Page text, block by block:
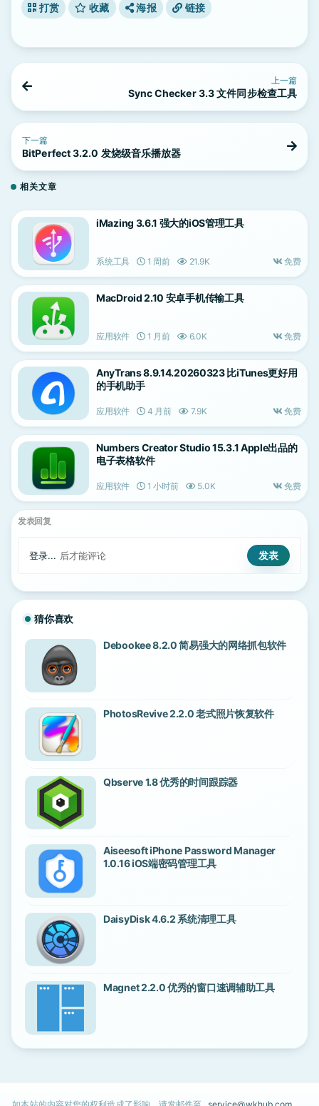
打赏 收藏 海报 链接
上一篇
Sync Checker 3.3 文件同步检查工具
下一篇
BitPerfect 3.2.0 发烧级音乐播放器
相关文章
iMazing 3.6.1 强大的iOS管理工具
系统工具 1 周前 21.9K 免费
MacDroid 2.10 安卓手机传输工具
应用软件 1 月前 6.0K 免费
AnyTrans 8.9.14.20260323 比iTunes更好用
的手机助手
应用软件 4 月前 7.9K 免费
Numbers Creator Studio 15.3.1 Apple出品的
电子表格软件
应用软件 1 小时前 5.0K 免费
发表回复
登录... 后才能评论
猜你喜欢
Debookee 8.2.0 简易强大的网络抓包软件
PhotosRevive 2.2.0 老式照片恢复软件
Qbserve 1.8 优秀的时间跟踪器
Aiseesoft iPhone Password Manager
1.0.16 iOS端密码管理工具
DaisyDisk 4.6.2 系统清理工具
Magnet 2.2.0 优秀的窗口速调辅助工具
如本站的内容对您的权利造成了影响，请发邮件至 service@wkhub.com